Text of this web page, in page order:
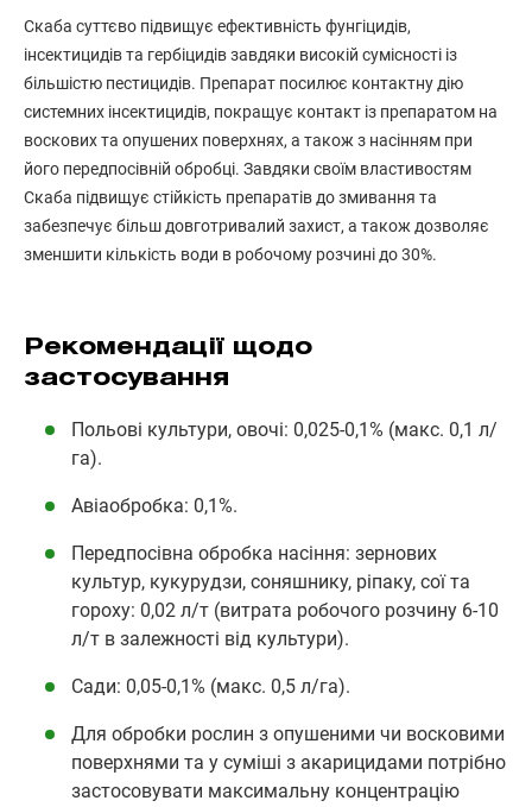
Скаба суттєво підвищує ефективність фунгіцидів,
інсектицидів та гербіцидів завдяки високій сумісності із
більшістю пестицидів. Препарат посилює контактну дію
системних інсектицидів, покращує контакт із препаратом на
воскових та опушених поверхнях, а також з насінням при
його передпосівній обробці. Завдяки своїм властивостям
Скаба підвищує стійкість препаратів до змивання та
забезпечує більш довготривалий захист, а також дозволяє
зменшити кількість води в робочому розчині до 30%.
Рекомендації щодо
застосування
Польові культури, овочі: 0,025-0,1% (макс. 0,1 л/
га).
Авіаобробка: 0,1%.
Передпосівна обробка насіння: зернових
культур, кукурудзи, соняшнику, ріпаку, сої та
гороху: 0,02 л/т (витрата робочого розчину 6-10
л/т в залежності від культури).
Сади: 0,05-0,1% (макс. 0,5 л/га).
Для обробки рослин з опушеними чи восковими
поверхнями та у суміші з акарицидами потрібно
застосовувати максимальну концентрацію